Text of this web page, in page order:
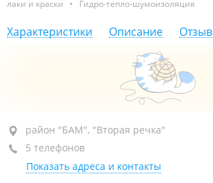
лаки и краски
• Гидро-тепло-шумоизоляция
Характеристики Описание
район "БАМ", ул. Иртышская, 21
закрыто, откроется в 09:00
район "БАМ", "Вторая речка"
5 телефонов
Показать адреса и контакты